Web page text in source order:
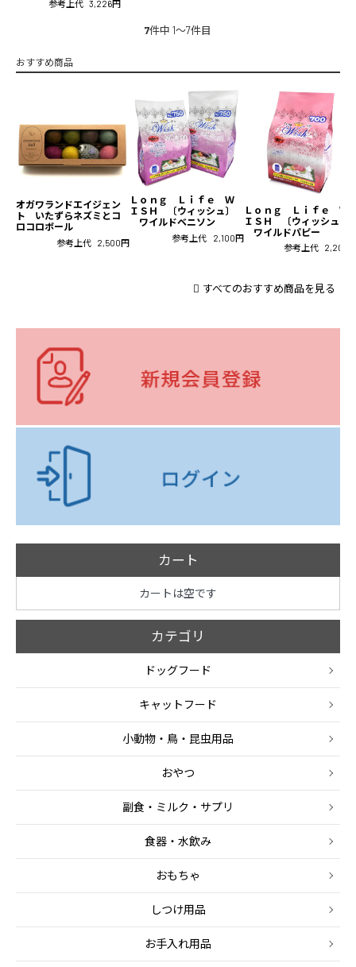
参考上代 3,226円
7件中 1〜7件目
おすすめ商品
オガワランドエイジェン
ト いたずらネズミとコ
ロコロボール
参考上代 2,500円
Ｌｏｎｇ Ｌｉｆｅ Ｗ
ＩＳＨ 〔ウィッシュ〕
ワイルドベニソン
参考上代 2,100円
Ｌｏｎｇ Ｌｉｆｅ Ｗ
ＩＳＨ 〔ウィッシュ〕
ワイルドパピー
参考上代 2,200
すべてのおすすめ商品を見る
カート
カートは空です
カテゴリ
ドッグフード
キャットフード
小動物・鳥・昆虫用品
おやつ
副食・ミルク・サプリ
食器・水飲み
おもちゃ
しつけ用品
お手入れ用品